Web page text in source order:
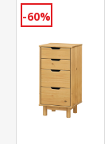
-60%